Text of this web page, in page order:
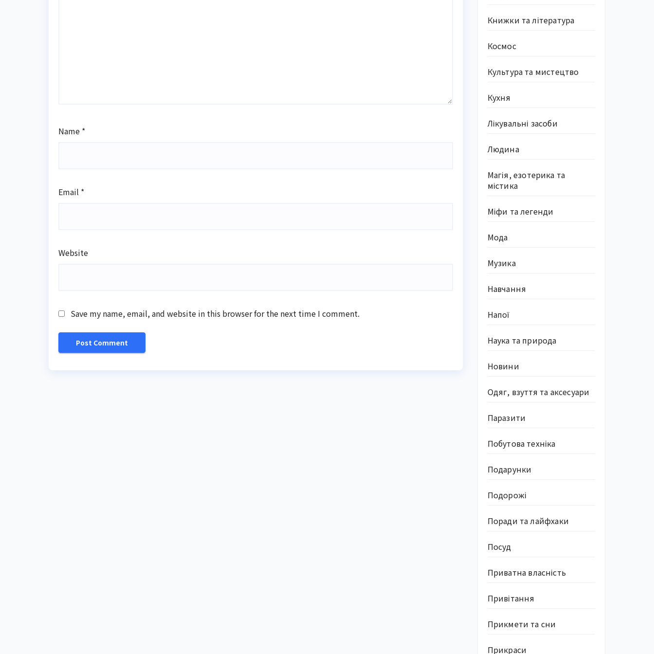
Name *
Email *
Website
Save my name, email, and website in this browser for the next time I comment.
Книжки та література
Космос
Культура та мистецтво
Кухня
Лікувальні засоби
Людина
Магія, езотерика та
містика
Міфи та легенди
Мода
Музика
Навчання
Напої
Наука та природа
Новини
Одяг, взуття та аксесуари
Паразити
Побутова техніка
Подарунки
Подорожі
Поради та лайфхаки
Посуд
Приватна власність
Привітання
Прикмети та сни
Прикраси